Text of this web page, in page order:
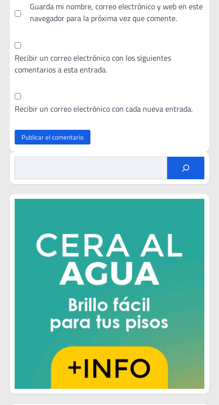
Guarda mi nombre, correo electrónico y web en este
navegador para la próxima vez que comente.
Recibir un correo electrónico con los siguientes
comentarios a esta entrada.
Recibir un correo electrónico con cada nueva entrada.